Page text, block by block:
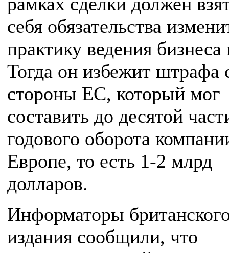
себя обязательства
практику ведения
Тогда он избежит штрафа
стороны ЕС, который мог
составить до десятой
годового оборота
Европе, то есть 1-2 млрд
долларов.
Информаторы
издания сообщили, что